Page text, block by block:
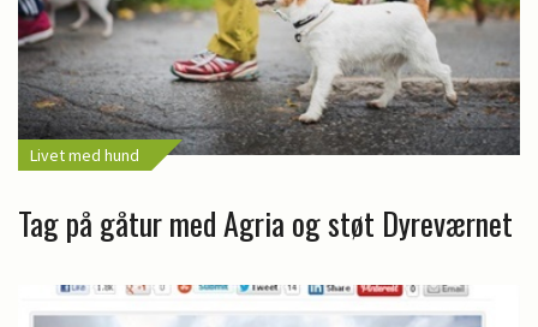
Livet med hund
Tag på gåtur med Agria og støt Dyreværnet